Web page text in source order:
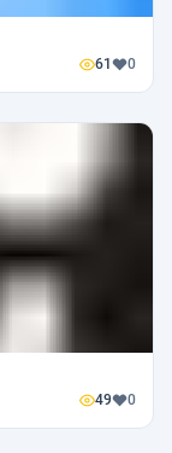
61 0
49 0